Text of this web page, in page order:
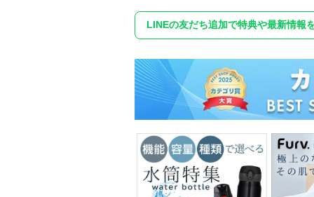
LINEの友だち追加で特典や最新情報